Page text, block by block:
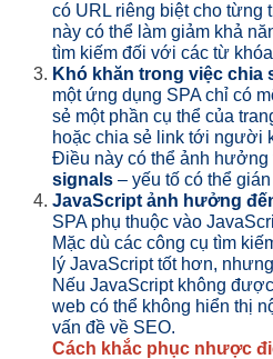
có URL riêng biệt cho từng
này có thể làm giảm khả
tìm kiếm đối với các từ
Khó khăn trong việc chia
một ứng dụng SPA chỉ có
sẻ một phần cụ thể của
hoặc chia sẻ link tới người
Điều này có thể ảnh hưởng
signals – yếu tố có thể
JavaScript ảnh hưởng
SPA phụ thuộc vào
Mặc dù các công cụ tìm
lý JavaScript tốt hơn,
Nếu JavaScript không
web có thể không hiển thị
vấn đề về SEO.
Cách khắc phục nhược